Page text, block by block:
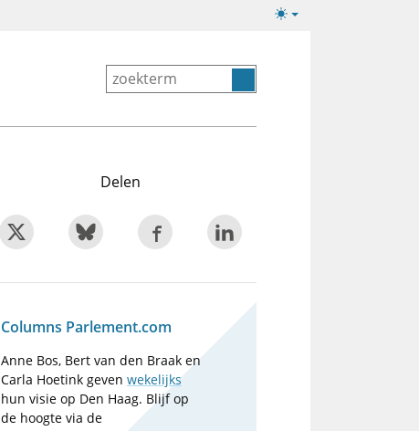
Lichte/donkere
Delen
Columns Parlement.com
Anne Bos, Bert van den Braak en
Carla Hoetink gevenwekelijks
hun visie op Den Haag. Blijf op
de hoogte via de